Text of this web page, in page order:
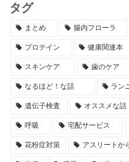
タグ
まとめ 腸内フローラ
プロテイン 健康関連本
スキンケア 歯のケア
なるほど！な話 ラン
遺伝子検査 オススメな話
呼吸 宅配サービス
花粉症対策 アスリートか